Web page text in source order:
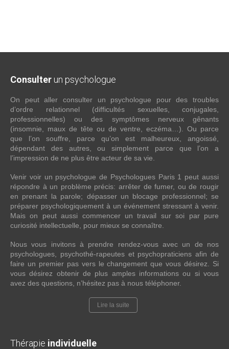
Consulter un psychologue
On peut aller consulter un psychologue pour des troubles
d’ordre relationnel (difficultés sexuelles, conjugales,
professionnelles) ou des symptômes nerveux gênants
(insomnie, maux de tête ou de ventre, eczéma…). Ou parce
que l’on souffre, parce qu’on est malheureux, angoissé,
dépendant des autres, ou simplement parce que l’on a
l’impression de ne plus être acteur de sa vie.
Venir voir un psychologue de Psychologues Paris 1 peut aussi
répondre à un problème précis: arrêter de fumer, ou de rougir
en prenant la parole; dépasser un blocage professionnel; se
préparer psychologiquement à un événement stressant à venir.
Mais on peut aussi commencer un travail sur soi par pure
curiosité intellectuelle, pour mieux se connaître.
Nous vous invitons à prendre rendez-vous avec un de nos
psychologues, psychothé-rapeutes et psychopraticiens afin de
faire un premier pas vers le changement que vous désirez. Si
vous désirez obtenir de plus amples informations ou si vous
avez des questions, n’hésitez pas à nous téléphoner.
Lire la suite
Thérapie individuelle